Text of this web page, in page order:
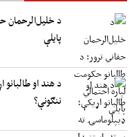
د خلیل‌الرحمان
پایلې
د هند او
ننګونې؟